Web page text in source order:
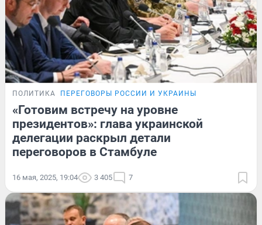
ПОЛИТИКА ПЕРЕГОВОРЫ РОССИИ И УКРАИНЫ
«Готовим встречу на уровне
президентов»: глава украинской
делегации раскрыл детали
переговоров в Стамбуле
16 мая, 2025, 19:04 3 405 7